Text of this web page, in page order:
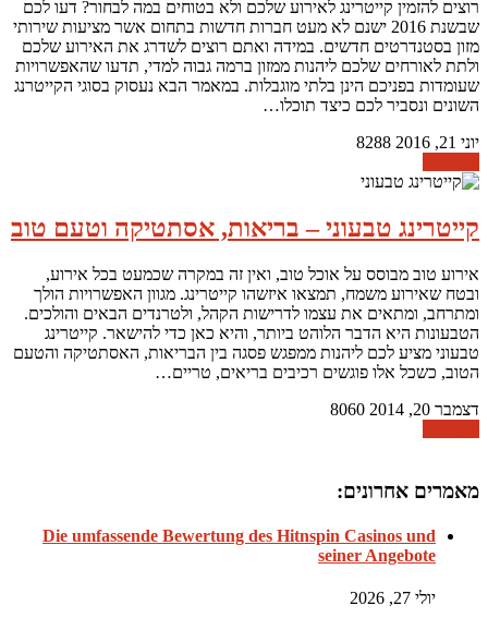
רוצים להזמין קייטרינג לאירוע שלכם ולא בטוחים במה לבחור? דעו לכם
שבשנת 2016 ישנם לא מעט חברות חדשות בתחום אשר מציעות שירותי
מזון בסטנדרטים חדשים. במידה ואתם רוצים לשדרג את האירוע שלכם
ולתת לאורחים שלכם ליהנות ממזון ברמה גבוה למדי, תדעו שהאפשרויות
שעומדות בפניכם הינן בלתי מוגבלות. במאמר הבא נעסוק בסוגי הקייטרנג
השונים ונסביר לכם כיצד תוכלו…
יוני 21, 2016
קייטרינג טבעוני – בריאות, אסתטיקה וטעם טוב
אירוע טוב מבוסס על אוכל טוב, ואין זה במקרה שכמעט בכל אירוע,
ובטח שאירוע משמח, תמצאו איזשהו קייטרינג. מגוון האפשרויות הולך
ומתרחב, ומתאים את עצמו לדרישות הקהל, ולטרנדים הבאים והולכים.
הטבעונות היא הדבר הלוהט ביותר, והיא כאן כדי להישאר. קייטרינג
טבעוני מציע לכם ליהנות ממפגש פסגה בין הבריאות, האסתטיקה והטעם
הטוב, כשכל אלו פוגשים רכיבים בריאים, טריים…
דצמבר 20, 2014
מאמרים אחרונים:
Die umfassende Bewertung des Hitnspin Casinos und
seiner Angebote
יולי 27, 2026